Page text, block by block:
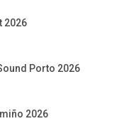
2026
Porto 2026
2026